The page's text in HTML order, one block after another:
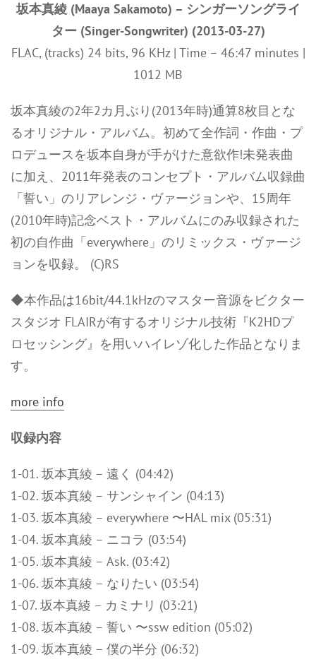
坂本真綾 (Maaya Sakamoto) – シンガーソングライ
ター (Singer-Songwriter) (2013-03-27)
FLAC, (tracks) 24 bits, 96 KHz | Time – 46:47 minutes |
1012 MB
坂本真綾の2年2カ月ぶり(2013年時)通算8枚目とな
るオリジナル・アルバム。初めて全作詞・作曲・プ
ロデュースを坂本自身が手がけた意欲作!未発表曲
に加え、2011年発表のコンセプト・アルバム収録曲
「誓い」のリアレンジ・ヴァージョンや、15周年
(2010年時)記念ベスト・アルバムにのみ収録された
初の自作曲「everywhere」のリミックス・ヴァージ
ョンを収録。 (C)RS
◆本作品は16bit/44.1kHzのマスター音源をビクター
スタジオ FLAIRが有するオリジナル技術『K2HDプ
ロセッシング』を用いハイレゾ化した作品となりま
す。
more info
収録内容
1-01. 坂本真綾 – 遠く (04:42)
1-02. 坂本真綾 – サンシャイン (04:13)
1-03. 坂本真綾 – everywhere 〜HAL mix (05:31)
1-04. 坂本真綾 – ニコラ (03:54)
1-05. 坂本真綾 – Ask. (03:42)
1-06. 坂本真綾 – なりたい (03:54)
1-07. 坂本真綾 – カミナリ (03:21)
1-08. 坂本真綾 – 誓い 〜ssw edition (05:02)
1-09. 坂本真綾 – 僕の半分 (06:32)